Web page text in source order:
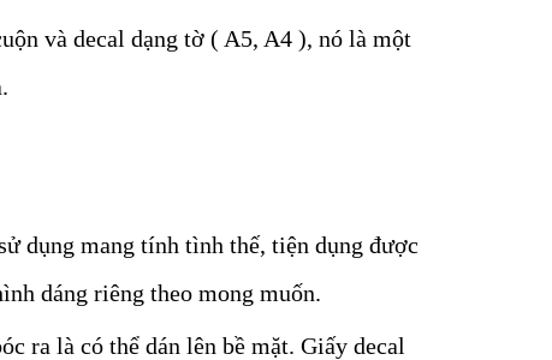
và decal dạng tờ ( A5, A4 ), nó là một
dụng mang tính tình thế, tiện dụng được
dáng riêng theo mong muốn.
ra là có thể dán lên bề mặt. Giấy decal